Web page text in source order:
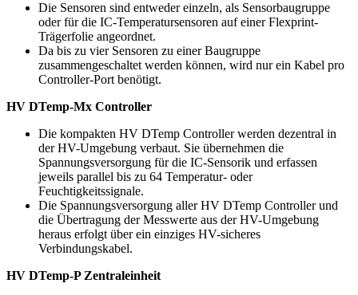
Die Sensoren sind entweder einzeln, als Sensorbaugruppe
oder für die IC-Temperatursensoren auf einer Flexprint-
Trägerfolie angeordnet.
Da bis zu vier Sensoren zu einer Baugruppe
zusammengeschaltet werden können, wird nur ein Kabel pro
Controller-Port benötigt.
HV DTemp-Mx Controller
Die kompakten HV DTemp Controller werden dezentral in
der HV-Umgebung verbaut. Sie übernehmen die
Spannungsversorgung für die IC-Sensorik und erfassen
jeweils parallel bis zu 64 Temperatur- oder
Feuchtigkeitssignale.
Die Spannungsversorgung aller HV DTemp Controller und
die Übertragung der Messwerte aus der HV-Umgebung
heraus erfolgt über ein einziges HV-sicheres
Verbindungskabel.
HV DTemp-P Zentraleinheit